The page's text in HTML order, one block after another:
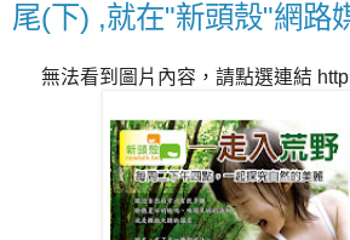
尾(下) ,就在"新頭殼"網路
無法看到圖片內容，請點選連結